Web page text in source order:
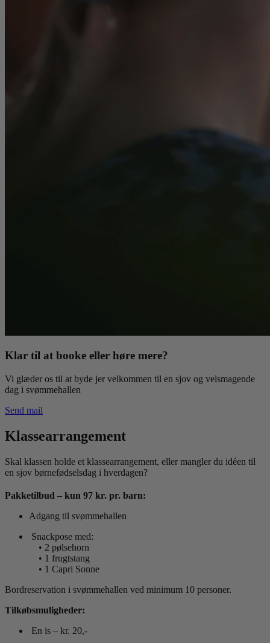
Klar til at booke eller høre mere?
Vi glæder os til at byde jer velkommen til en sjov og velsmagende
dag i svømmehallen
Send mail
Klassearrangement
Skal klassen holde et klassearrangement, eller mangler du idéen til
en sjov børnefødselsdag i hverdagen?
Pakketilbud – kun 97 kr. pr. barn:
Adgang til svømmehallen
Snackpose med:
• 2 pølsehorn
• 1 frugtstang
• 1 Capri Sonne
Bordreservation i svømmehallen ved minimum 10 personer.
Tilkøbsmuligheder:
En is – kr. 20,-